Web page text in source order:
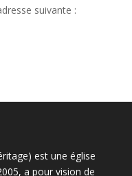
suivante :
est une église
a pour vision de